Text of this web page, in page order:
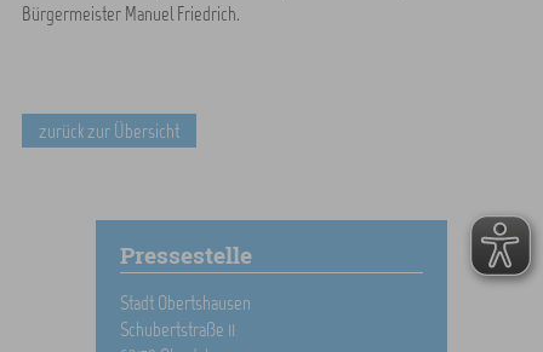
Bürgermeister Manuel Friedrich.
zurück zur Übersicht
Pressestelle
Stadt Obertshausen
Schubertstraße 11